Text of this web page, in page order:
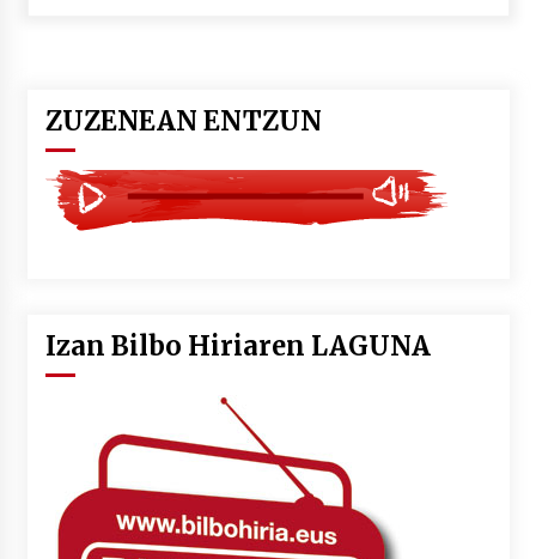
Larunbatean Plentziako Itsas Martxa ospatuko
da
2026/07/07
2026/07/07
Uribitarte40 aretoan
2026/07/03
SOINUGELA: Paul McCartney eta Ringo Starr-en
lan berriak
2026/07/03
ZUZENEAN ENTZUN
Izan Bilbo Hiriaren LAGUNA